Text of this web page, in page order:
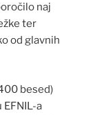
naj
ter
od glavnih
besed)
a